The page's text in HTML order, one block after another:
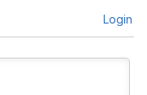
Login